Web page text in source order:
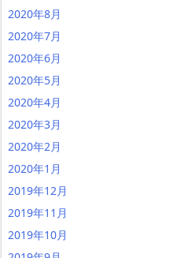
2020年8月
2020年7月
2020年6月
2020年5月
2020年4月
2020年3月
2020年2月
2020年1月
2019年12月
2019年11月
2019年10月